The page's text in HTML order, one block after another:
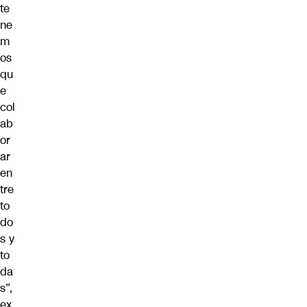
te
ne
m
os
qu
e
col
ab
or
ar
en
tre
to
do
s y
to
da
s”,